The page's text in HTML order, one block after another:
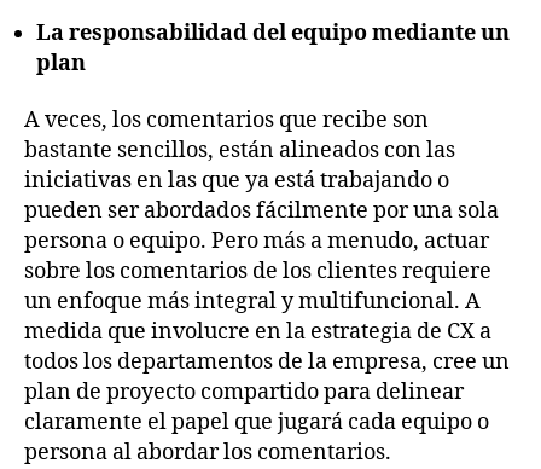
La responsabilidad del equipo mediante un
plan
A veces, los comentarios que recibe son
bastante sencillos, están alineados con las
iniciativas en las que ya está trabajando o
pueden ser abordados fácilmente por una sola
persona o equipo. Pero más a menudo, actuar
sobre los comentarios de los clientes requiere
un enfoque más integral y multifuncional. A
medida que involucre en la estrategia de CX a
todos los departamentos de la empresa, cree un
plan de proyecto compartido para delinear
claramente el papel que jugará cada equipo o
persona al abordar los comentarios.